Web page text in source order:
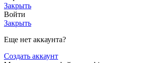
Закрыть
Войти
Закрыть
Еще нет аккаунта?
Создать аккаунт